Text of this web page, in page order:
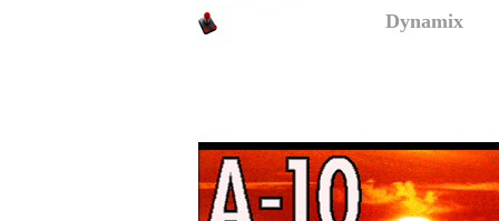
Dynamix